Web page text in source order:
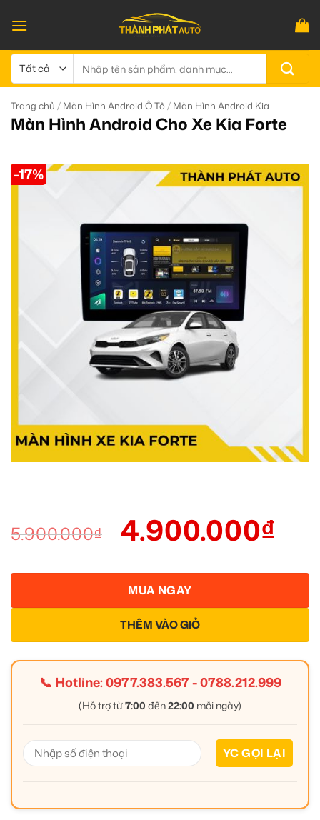
qua
dung
kiếm:
Trang chủ / Màn Hình Android Ô Tô / Màn Hình Android Kia
Màn Hình Android Cho Xe Kia Forte
-17%
5.900.000₫ 4.900.000₫
THÊM VÀO GIỎ
MUA NGAY
📞 Hotline:0977.383.567-0788.212.999
(Hỗ trợ từ7:00 đến22:00 mỗi ngày)